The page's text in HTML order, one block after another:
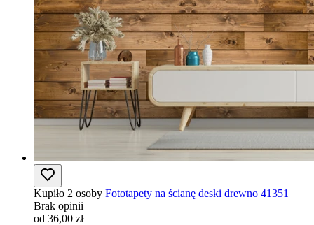
Kupiło 2 osoby Fototapety na ścianę deski drewno 41351
Brak opinii
od 36,00 zł